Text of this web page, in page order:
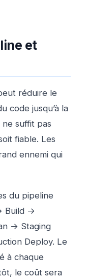
et
réduire le
code jusqu’à la
ne suffit pas
fiable. Les
ennemi qui
du pipeline
Build →
→ Staging
Deploy. Le
à chaque
le coût sera